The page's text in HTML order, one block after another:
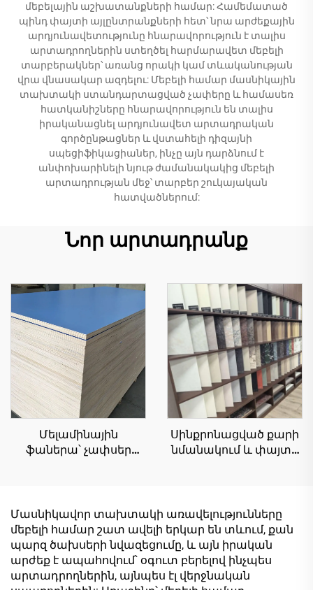
մեբելային աշխատանքների համար: Համեմատած
պինդ փայտի այլընտրանքների հետ՝ նրա արժեքային
արդյունավետությունը հնարավորություն է տալիս
արտադրողներին ստեղծել հարմարավետ մեբելի
տարբերակներ՝ առանց որակի կամ տևականության
վրա վնասակար ազդելու: Մեբելի համար մասնիկային
տախտակի ստանդարտացված չափերը և համասեռ
հատկանիշները հնարավորություն են տալիս
իրականացնել արդյունավետ արտադրական
գործընթացներ և վստահելի դիզայնի
սպեցիֆիկացիաներ, ինչը այն դարձնում է
անփոխարինելի նյութ ժամանակակից մեբելի
արտադրության մեջ՝ տարբեր շուկայական
հատվածներում:
Նոր արտադրանք
Մելամինային
ֆաներա՝ չափսեր
փայտե սերդեկ՝
մելամինային վեներ
պահարանների
դեկորացիայի համար
Սինքրոնացված քարի
նմանակում և փայտի
cauc վերջին մոդելի
թվային տպագրված
զարդանախշային
սալիկներ | Նույն գույնի
եզրաշերտեր |
Մասնիկավոր տախտակի առավելությունները
մեբելի համար շատ ավելի երկար են տևում, քան
պարզ ծախսերի նվազեցումը, և այն իրական
արժեք է ապահովում՝ օգուտ բերելով ինչպես
արտադրողներին, այնպես էլ վերջնական